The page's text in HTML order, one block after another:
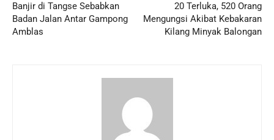
Banjir di Tangse Sebabkan
Badan Jalan Antar Gampong
Amblas
20 Terluka, 520 Orang
Mengungsi Akibat Kebakaran
Kilang Minyak Balongan